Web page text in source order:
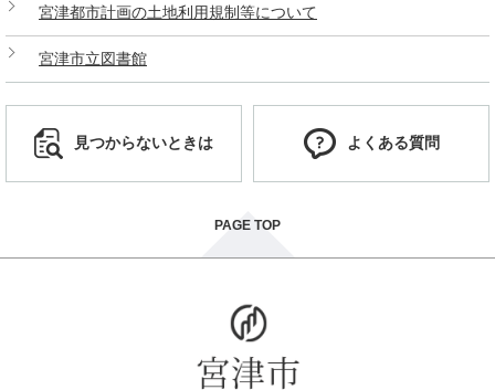
宮津都市計画の土地利用規制等について
宮津市立図書館
見つからないときは よくある質問
PAGE TOP